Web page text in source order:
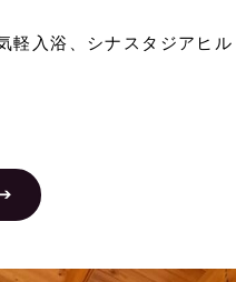
軽入浴、シナスタジアヒル